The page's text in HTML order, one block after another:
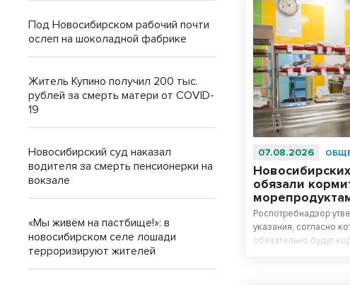
07.08.2026
обязали
Роспотребнадзор
указания, согласно
обязательно будут
Под Новосибирском рабочий почти
ослеп на шоколадной фабрике
Житель Купино получил 200 тыс.
рублей за смерть матери от COVID-
19
Новосибирский суд наказал
водителя за смерть пенсионерки на
вокзале
«Мы живём на пастбище!»: в
новосибирском селе лошади
терроризируют жителей